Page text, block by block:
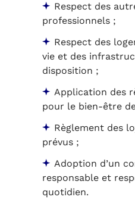
Respect des
professionnels ;
Respect des
vie et des
disposition ;
Application des
pour le bien-être
Règlement des
prévus ;
Adoption d’un
responsable et
quotidien.